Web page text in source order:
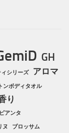
GH
シリーズ アロマ
ンボディタオル
り
ピアンタ
ヌ ブロッサム